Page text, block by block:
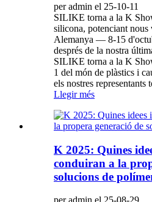
per admin el 25-10-11
SILIKE torna a la K
silicona, potenciant nous
Alemanya — 8-15
després de la nostra
SILIKE torna a la K
1 del món de plàstics i
els nostres representants
Llegir més
K 2025: Quines
conduiran a la
solucions de